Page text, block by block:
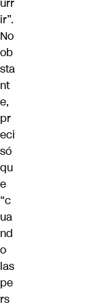
ir”.
No
ob
sta
nt
e,
pr
eci
só
qu
e
“c
ua
nd
o
las
pe
rs